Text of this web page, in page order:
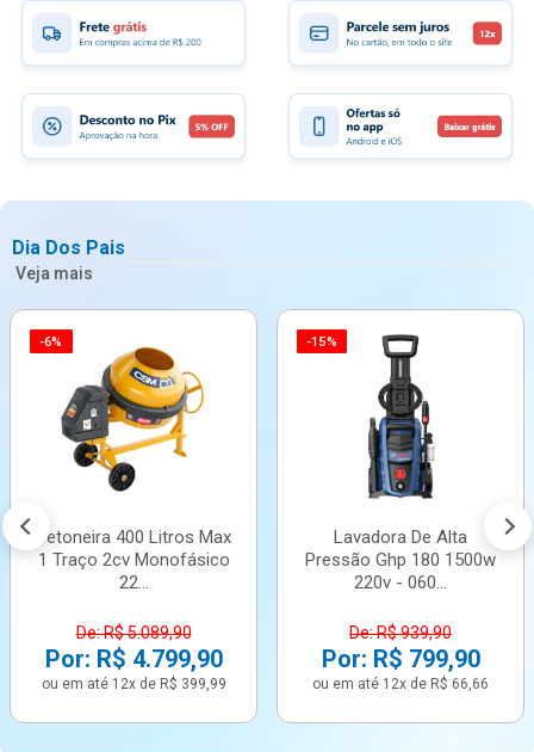
Dia Dos Pais
Veja mais
-6%
Betoneira 400 Litros Max
1 Traço 2cv Monofásico
22...
De: R$ 5.089,90
Por: R$ 4.799,90
ou em até 12x de R$ 399,99
-15%
Lavadora De Alta
Pressão Ghp 180 1500w
220v - 060...
De: R$ 939,90
Por: R$ 799,90
ou em até 12x de R$ 66,66